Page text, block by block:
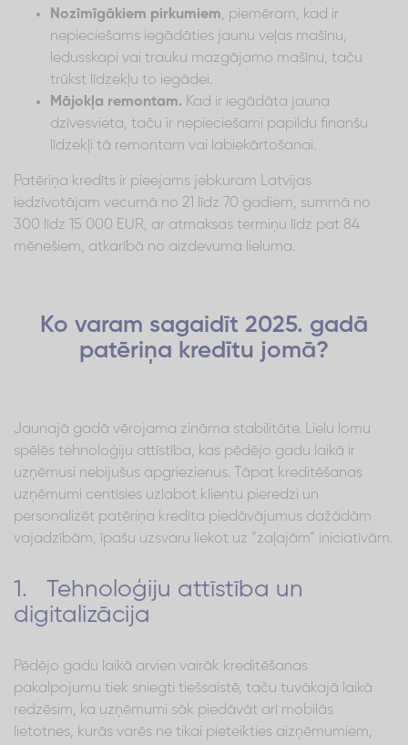
Nozīmīgākiem pirkumiem, piemēram, kad ir
nepieciešams iegādāties jaunu veļas mašīnu,
ledusskapi vai trauku mazgājamo mašīnu, taču
trūkst līdzekļu to iegādei.
Mājokļa remontam. Kad ir iegādāta jauna
dzīvesvieta, taču ir nepieciešami papildu finanšu
līdzekļi tā remontam vai labiekārtošanai.
Patēriņa kredīts ir pieejams jebkuram Latvijas
iedzīvotājam vecumā no 21 līdz 70 gadiem, summā no
300 līdz 15 000 EUR, ar atmaksas termiņu līdz pat 84
mēnešiem, atkarībā no aizdevuma lieluma.
Ko varam sagaidīt 2025. gadā
patēriņa kredītu jomā?
Jaunajā gadā vērojama zināma stabilitāte. Lielu lomu
spēlēs tehnoloģiju attīstība, kas pēdējo gadu laikā ir
uzņēmusi nebijušus apgriezienus. Tāpat kreditēšanas
uzņēmumi centīsies uzlabot klientu pieredzi un
personalizēt patēriņa kredīta piedāvājumus dažādām
vajadzībām, īpašu uzsvaru liekot uz “zaļajām” iniciatīvām.
1. Tehnoloģiju attīstība un
digitalizācija
Pēdējo gadu laikā arvien vairāk kreditēšanas
pakalpojumu tiek sniegti tiešsaistē, taču tuvākajā laikā
redzēsim, ka uzņēmumi sāk piedāvāt arī mobilās
lietotnes, kurās varēs ne tikai pieteikties aizņēmumiem,